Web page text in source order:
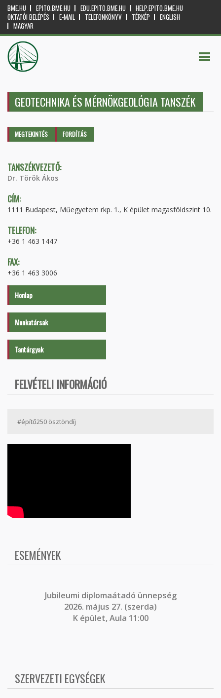
BME.HU EPITO.BME.HU EDU.EPITO.BME.HU
HELP.EPITO.BME.HU
OKTATÓI BELÉPÉS
E-MAIL TELEFONKÖNYV TÉRKÉP
ENGLISH
MAGYAR
GEOTECHNIKA ÉS MÉRNÖKGEOLÓGIA TANSZÉK
Elsődleges fülek
MEGTEKINTÉS (AKTÍVFORDÍTÁS
TANSZÉKVEZETŐ:
Dr. Török Ákos
CÍM:
1111 Budapest, Műegyetem rkp. 1., K épület magasföldszint 10.
TELEFON:
+36 1 463 1447
FAX:
+36 1 463 3006
Honlap
Munkatársak
Tantárgyak
FELVÉTELI INFORMÁCIÓ
#építő250 ösztöndíj
ESEMÉNYEK
Jubileumi diplomaátadó ünnepség
2026. május 27. (szerda)
K épület, Aula 11:00
SZERVEZETI EGYSÉGEK